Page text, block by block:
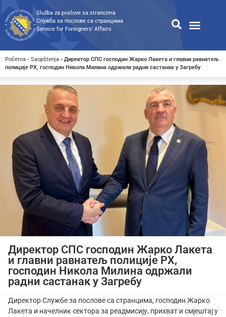
Služba za poslove sa strancima
Служба за послове са странцима
Service for Foreigners’ Affairs
Početna - Saopštenja - Директор СПС господин Жарко Лакета и главни равнатељ
полиције РХ, господин Никола Милина одржали радни састанак у Загребу
Директор СПС господин Жарко Лакета
и главни равнатељ полиције РХ,
господин Никола Милина одржали
радни састанак у Загребу
Директор Службе за послове са странцима, господин Жарко
Лакета и начелник сектора за реадмисију, прихват и смјештај у